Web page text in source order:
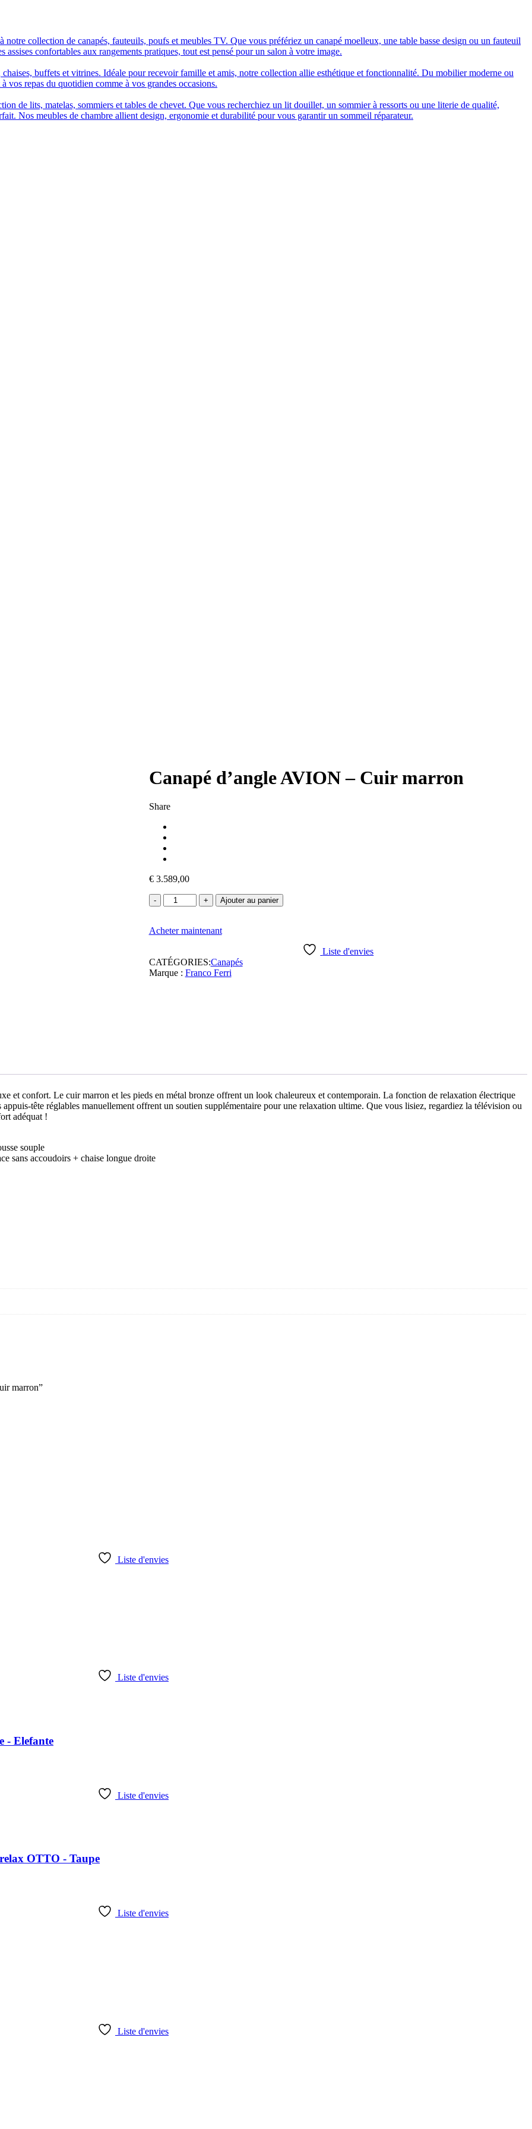
notre collection de canapés, fauteuils, poufs et meubles TV. Que vous préfériez un canapé moelleux, une table basse design ou un fauteuil
confortables aux rangements pratiques, tout est pensé pour un salon à votre image.
buffets et vitrines. Idéale pour recevoir famille et amis, notre collection allie esthétique et fonctionnalité. Du mobilier moderne ou
vos repas du quotidien comme à vos grandes occasions.
de lits, matelas, sommiers et tables de chevet. Que vous recherchiez un lit douillet, un sommier à ressorts ou une literie de qualité,
Nos meubles de chambre allient design, ergonomie et durabilité pour vous garantir un sommeil réparateur.
Canapé d’angle AVION – Cuir marron
Share
€3.589,00
quantité
de
d'angle
Cuir
marron
Ajouter au panier
Acheter maintenant
Liste d'envies
CATÉGORIES:Canapés
Marque : Franco Ferri
et confort. Le cuir marron et les pieds en métal bronze offrent un look chaleureux et contemporain. La fonction de relaxation électrique
tête réglables manuellement offrent un soutien supplémentaire pour une relaxation ultime. Que vous lisiez, regardiez la télévision ou
adéquat !
souple
sans accoudoirs + chaise longue droite
marron”
Liste d'envies
Liste d'envies
- Elefante
Liste d'envies
relax OTTO - Taupe
Liste d'envies
Liste d'envies